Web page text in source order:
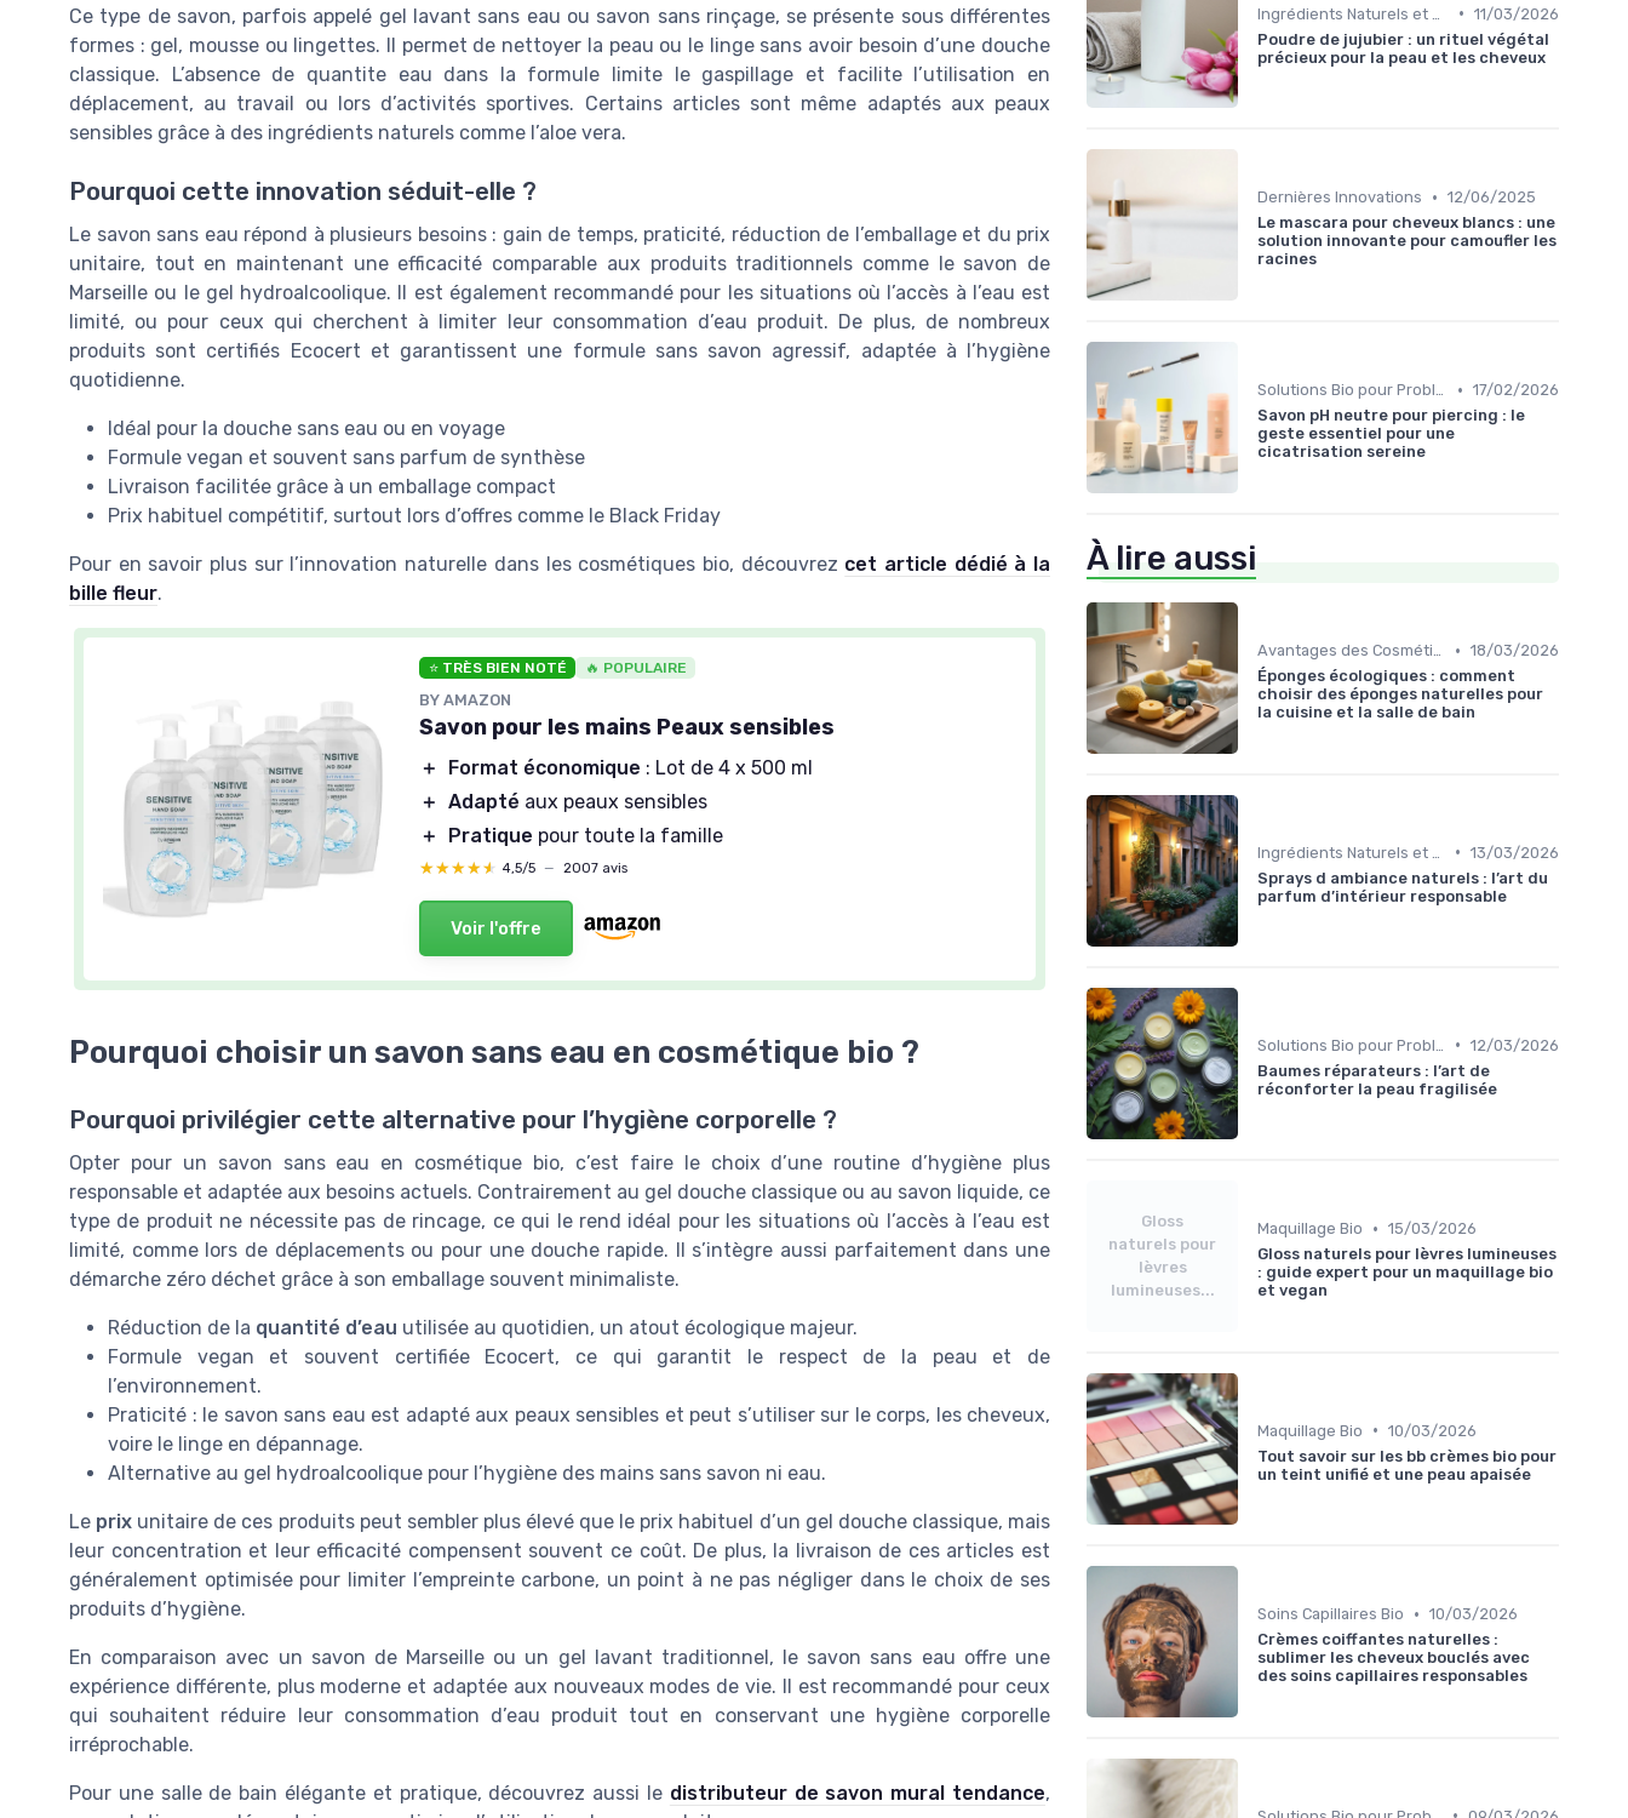
Ce type de savon, parfois appelé gel lavant sans eau ou savon sans rinçage, se présente sous différentes
formes : gel, mousse ou lingettes. Il permet de nettoyer la peau ou le linge sans avoir besoin d’une douche
classique. L’absence de quantite eau dans la formule limite le gaspillage et facilite l’utilisation en
déplacement, au travail ou lors d’activités sportives. Certains articles sont même adaptés aux peaux
sensibles grâce à des ingrédients naturels comme l’aloe vera.
Pourquoi cette innovation séduit-elle ?
Le savon sans eau répond à plusieurs besoins : gain de temps, praticité, réduction de l’emballage et du prix
unitaire, tout en maintenant une efficacité comparable aux produits traditionnels comme le savon de
Marseille ou le gel hydroalcoolique. Il est également recommandé pour les situations où l’accès à l’eau est
limité, ou pour ceux qui cherchent à limiter leur consommation d’eau produit. De plus, de nombreux
produits sont certifiés Ecocert et garantissent une formule sans savon agressif, adaptée à l’hygiène
quotidienne.
Idéal pour la douche sans eau ou en voyage
Formule vegan et souvent sans parfum de synthèse
Livraison facilitée grâce à un emballage compact
Prix habituel compétitif, surtout lors d’offres comme le Black Friday
Pour en savoir plus sur l’innovation naturelle dans les cosmétiques bio, découvrez cet article dédié à la
bille fleur.
⭐ TRÈS BIEN NOTÉ 🔥 POPULAIRE
BY AMAZON
Savon pour les mains Peaux sensibles
＋ Format économique : Lot de 4 x 500 ml
＋ Adapté aux peaux sensibles
＋
Pratique pour toute la famille
★★★★★
★★★★★ 4,5/5 — 2007 avis
Voir l'offre
Pourquoi choisir un savon sans eau en cosmétique bio ?
Pourquoi privilégier cette alternative pour l’hygiène corporelle ?
Opter pour un savon sans eau en cosmétique bio, c’est faire le choix d’une routine d’hygiène plus
responsable et adaptée aux besoins actuels. Contrairement au gel douche classique ou au savon liquide, ce
type de produit ne nécessite pas de rincage, ce qui le rend idéal pour les situations où l’accès à l’eau est
limité, comme lors de déplacements ou pour une douche rapide. Il s’intègre aussi parfaitement dans une
démarche zéro déchet grâce à son emballage souvent minimaliste.
Réduction de la quantité d’eau utilisée au quotidien, un atout écologique majeur.
Formule vegan et souvent certifiée Ecocert, ce qui garantit le respect de la peau et de
l’environnement.
Praticité : le savon sans eau est adapté aux peaux sensibles et peut s’utiliser sur le corps, les cheveux,
voire le linge en dépannage.
Alternative au gel hydroalcoolique pour l’hygiène des mains sans savon ni eau.
Le prix unitaire de ces produits peut sembler plus élevé que le prix habituel d’un gel douche classique, mais
leur concentration et leur efficacité compensent souvent ce coût. De plus, la livraison de ces articles est
généralement optimisée pour limiter l’empreinte carbone, un point à ne pas négliger dans le choix de ses
produits d’hygiène.
En comparaison avec un savon de Marseille ou un gel lavant traditionnel, le savon sans eau offre une
expérience différente, plus moderne et adaptée aux nouveaux modes de vie. Il est recommandé pour ceux
qui souhaitent réduire leur consommation d’eau produit tout en conservant une hygiène corporelle
irréprochable.
Pour une salle de bain élégante et pratique, découvrez aussi le distributeur de savon mural tendance,
• 11/03/2026
Poudre de jujubier : un rituel végétal
précieux pour la peau et les cheveux
Dernières Innovations • 12/06/2025
Le mascara pour cheveux blancs : une
solution innovante pour camoufler les
racines
Solutions Bio pour Problèmes de Peau • 17/02/2026
Savon pH neutre pour piercing : le
geste essentiel pour une
cicatrisation sereine
À lire aussi
Avantages des Cosmétiques Bio • 18/03/2026
Éponges écologiques : comment
choisir des éponges naturelles pour
la cuisine et la salle de bain
• 13/03/2026
Sprays d ambiance naturels : l’art du
parfum d’intérieur responsable
• 12/03/2026
Baumes réparateurs : l’art de
réconforter la peau fragilisée
Gloss
naturels pour
lèvres
lumineuses...
Maquillage Bio • 15/03/2026
Gloss naturels pour lèvres lumineuses
: guide expert pour un maquillage bio
et vegan
Maquillage Bio • 10/03/2026
Tout savoir sur les bb crèmes bio pour
un teint unifié et une peau apaisée
Soins Capillaires Bio • 10/03/2026
Crèmes coiffantes naturelles :
sublimer les cheveux bouclés avec
des soins capillaires responsables